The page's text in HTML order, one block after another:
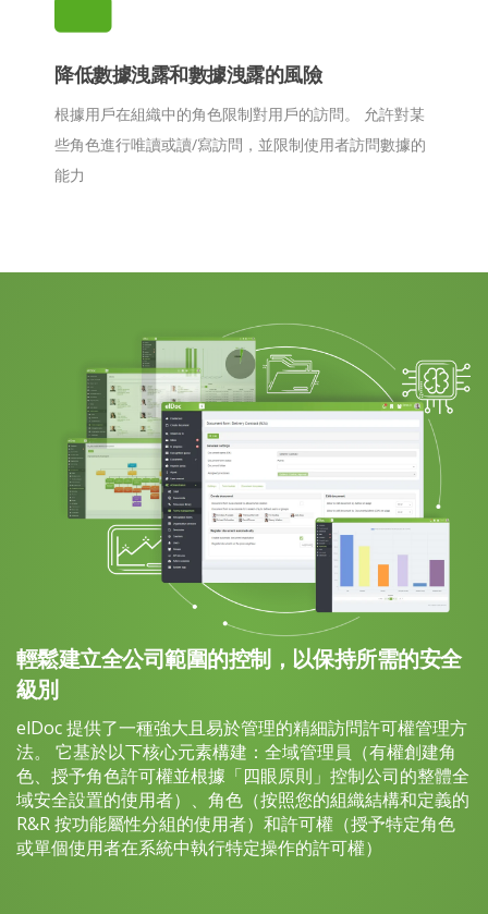
降低數據洩露和數據洩露的風險
根據用戶在組織中的角色限制對用戶的訪問。 允許對某
些角色進行唯讀或讀/寫訪問，並限制使用者訪問數據的
能力
輕鬆建立全公司範圍的控制，以保持所需的安全
級別
elDoc 提供了一種強大且易於管理的精細訪問許可權管理方
法。 它基於以下核心元素構建：全域管理員（有權創建角
色、授予角色許可權並根據「四眼原則」控制公司的整體全
域安全設置的使用者）、角色（按照您的組織結構和定義的
R&R 按功能屬性分組的使用者）和許可權（授予特定角色
或單個使用者在系統中執行特定操作的許可權）